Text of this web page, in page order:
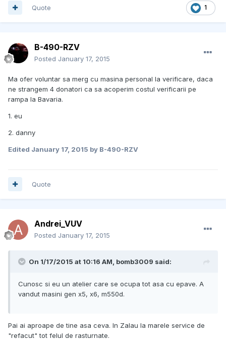
1
Quote
B-490-RZV
Posted January 17, 2015
Ma ofer voluntar sa merg cu masina personal la verificare, daca
ne strangem 4 donatori ca sa acoperim costul verificarii pe
rampa la Bavaria.
1. eu
2. danny
Edited January 17, 2015 by B-490-RZV
Quote
Andrei_VUV
Posted January 17, 2015
On 1/17/2015 at 10:16 AM, bomb3009 said:
Cunosc si eu un atelier care se ocupa tot asa cu epave. A
vandut masini gen x5, x6, m550d.
Pai ai aproape de tine asa ceva. In Zalau la marele service de
"refacut" tot felul de rasturnate.